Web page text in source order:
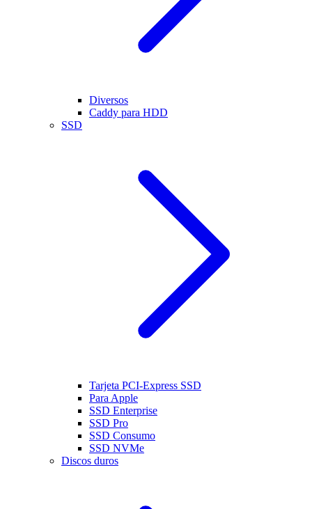
Diversos
Caddy para HDD
SSD
Tarjeta PCI-Express SSD
Para Apple
SSD Enterprise
SSD Pro
SSD Consumo
SSD NVMe
Discos duros